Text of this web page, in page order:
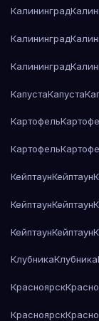
Калининград
Калининград
Калининград
КапустаКапуста
Картофель
Картофель
КейптаунКейптаун
КейптаунКейптаун
КейптаунКейптаун
КлубникаКлубника
Красноярск
Красноярск